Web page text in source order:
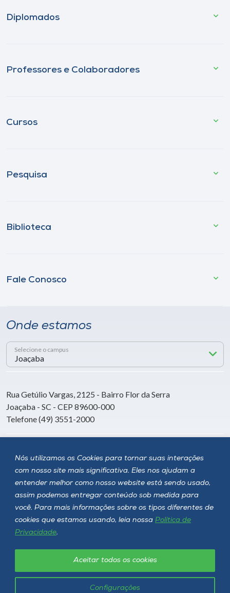
Nós utilizamos os Cookies para tornar suas interações
com nosso site mais significativa. Eles nos ajudam a
entender melhor como nosso website está sendo usado,
assim podemos entregar conteúdo sob medida para
você. Para mais informações sobre os tipos diferentes de
cookies que estamos usando, leia nossa Política de
Privacidade.
Configurações
Aceitar todos os cookies
Diplomados
Professores e Colaboradores
Cursos
Pesquisa
Biblioteca
Fale Conosco
Onde estamos
Selecione o campus
Rua Getúlio Vargas, 2125 - Bairro Flor da Serra
Joaçaba - SC - CEP 89600-000
Telefone (49) 3551-2000
Siga a Unoesc
Unoesc © 2026 - Todos os direitos reservados
Política de privacidade LGPD